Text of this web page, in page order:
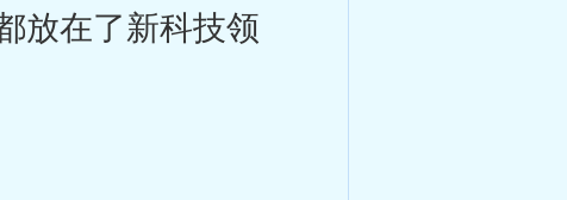
放在了新科技领